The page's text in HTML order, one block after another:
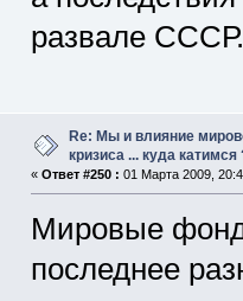
развале СССР.
Re: Мы и влияние
кризиса ... куда катимся
« Ответ #250 : 01 Марта 2009,
Мировые
последнее